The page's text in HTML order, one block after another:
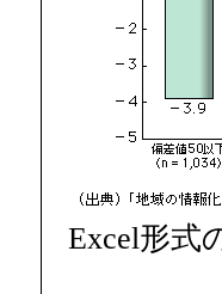
Excel形式